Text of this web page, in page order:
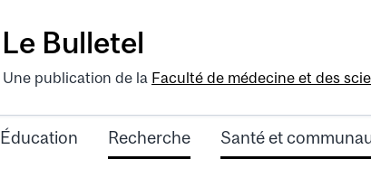
Le Bulletel
Une publication de la Faculté de médecine et des
Éducation Recherche Santé et